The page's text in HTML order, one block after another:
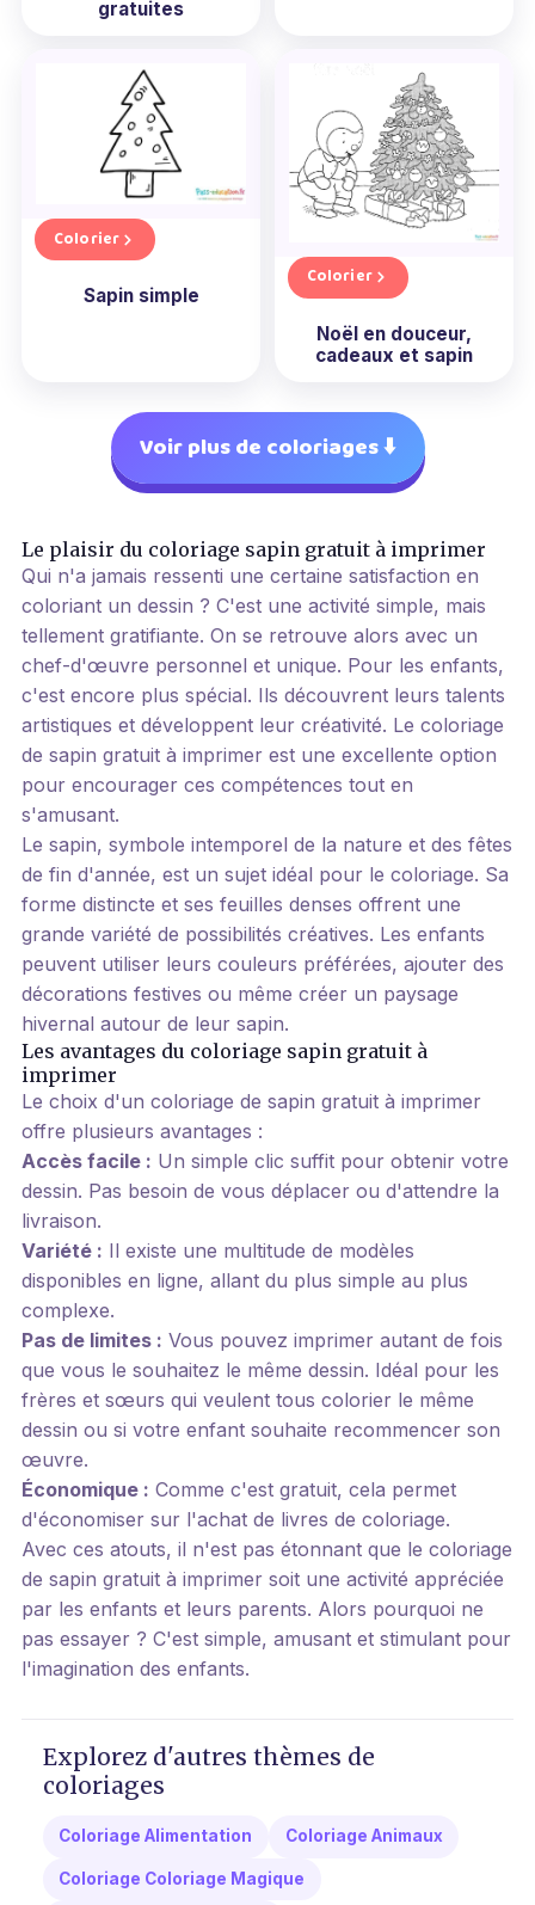
gratuites
Colorier
Sapin simple
Colorier
Noël en douceur,
cadeaux et sapin
Voir plus de coloriages ⬇️
Le plaisir du coloriage sapin gratuit à imprimer
Qui n'a jamais ressenti une certaine satisfaction en
coloriant un dessin ? C'est une activité simple, mais
tellement gratifiante. On se retrouve alors avec un
chef-d'œuvre personnel et unique. Pour les enfants,
c'est encore plus spécial. Ils découvrent leurs talents
artistiques et développent leur créativité. Le coloriage
de sapin gratuit à imprimer est une excellente option
pour encourager ces compétences tout en
s'amusant.
Le sapin, symbole intemporel de la nature et des fêtes
de fin d'année, est un sujet idéal pour le coloriage. Sa
forme distincte et ses feuilles denses offrent une
grande variété de possibilités créatives. Les enfants
peuvent utiliser leurs couleurs préférées, ajouter des
décorations festives ou même créer un paysage
hivernal autour de leur sapin.
Les avantages du coloriage sapin gratuit à
imprimer
Le choix d'un coloriage de sapin gratuit à imprimer
offre plusieurs avantages :
Accès facile : Un simple clic suffit pour obtenir votre
dessin. Pas besoin de vous déplacer ou d'attendre la
livraison.
Variété : Il existe une multitude de modèles
disponibles en ligne, allant du plus simple au plus
complexe.
Pas de limites : Vous pouvez imprimer autant de fois
que vous le souhaitez le même dessin. Idéal pour les
frères et sœurs qui veulent tous colorier le même
dessin ou si votre enfant souhaite recommencer son
œuvre.
Économique : Comme c'est gratuit, cela permet
d'économiser sur l'achat de livres de coloriage.
Avec ces atouts, il n'est pas étonnant que le coloriage
de sapin gratuit à imprimer soit une activité appréciée
par les enfants et leurs parents. Alors pourquoi ne
pas essayer ? C'est simple, amusant et stimulant pour
l'imagination des enfants.
Explorez d'autres thèmes de
coloriages
Coloriage Alimentation Coloriage Animaux
Coloriage Coloriage Magique